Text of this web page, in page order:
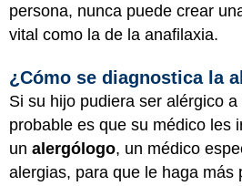
persona, nunca puede crear
vital como la de la anafilaxia.
¿Cómo se diagnostica la
Si su hijo pudiera ser alérgico
probable es que su médico les
un alergólogo, un médico
alergias, para que le haga más